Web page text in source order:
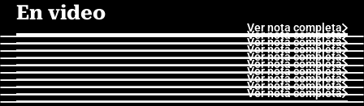
En video
Ver nota completa
Ver nota completa
Ver nota completa
Ver nota completa
Ver nota completa
Ver nota completa
Ver nota completa
Ver nota completa
Ver nota completa
Ver nota completa